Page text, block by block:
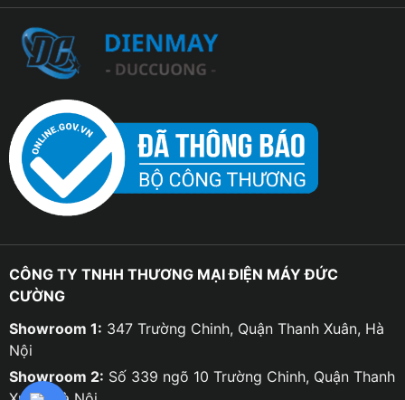
CÔNG TY TNHH THƯƠNG MẠI ĐIỆN MÁY ĐỨC
CƯỜNG
Showroom 1: 347 Trường Chinh, Quận Thanh Xuân, Hà
Nội
Showroom 2: Số 339 ngõ 10 Trường Chinh, Quận Thanh